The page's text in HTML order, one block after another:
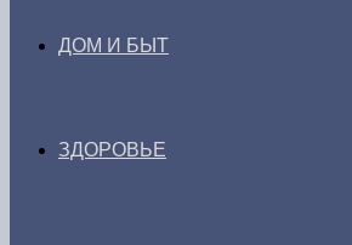
ДОМ И БЫТ
ЗДОРОВЬЕ